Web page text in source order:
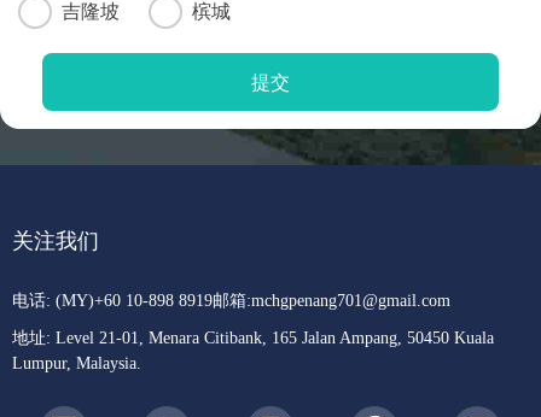
吉隆坡 槟城
关注我们
电话: (MY)+60 10-898 8919邮箱:mchgpenang701@gmail.com
地址: Level 21-01, Menara Citibank, 165 Jalan Ampang, 50450 Kuala
Lumpur, Malaysia.